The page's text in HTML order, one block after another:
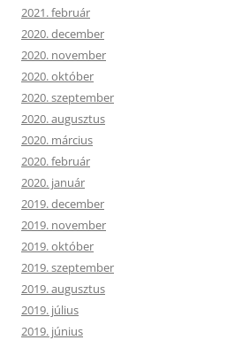
2021. február
2020. december
2020. november
2020. október
2020. szeptember
2020. augusztus
2020. március
2020. február
2020. január
2019. december
2019. november
2019. október
2019. szeptember
2019. augusztus
2019. július
2019. június